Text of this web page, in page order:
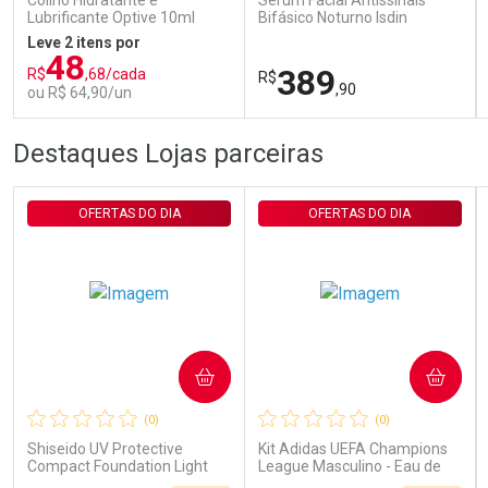
Lubrificante Optive 10ml
Leve 2 itens por
R$48,68/cada
ou R$ 64,90/un
FECHAR
Laboratório
Comprar sem Desconto
Por R$ 64,90/cada
FECHAR
Por Menos
Comprar sem Desconto
Por R$ 64,90/cada
Bifásico Noturno Isdin
R$389,90
Comprar sem Desconto
Por R$ 389,90/cada
Por Menos
Comprar sem Desconto
Por R$ 389,90/cada
Destaques Lojas parceiras
(0)
Shiseido UV Protective
Compact Foundation Light
Ochre - Protetor Solar Facial
OFERTAS DO DIA
COMPRAR
(0)
Kit Adidas UEFA Champions
League Masculino - Eau de
Toilette 100ml + Shower Gel
OFERTAS DO DIA
COMPRAR